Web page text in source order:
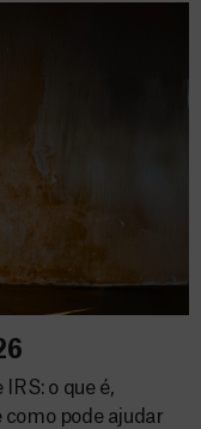
o que é,
como pode ajudar